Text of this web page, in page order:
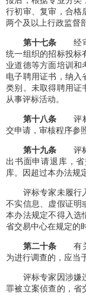
行初审、复审，合格
两个及以上行政监督
第十七条经
统一组织的招标投标
业道德等方面培训和
电子聘用证书，纳入
类别。未取得聘用证
从事评标活动。
第十八条评
交申请，审核程序参
第十九条评
出书面申请退库，
库。因超过本办法规
评标专家未履行入
不实信息、虚假证明
本办法规定不得入选
省交易中心在规定的
第二十条有
为进行调查的，应当
评标专家因涉嫌违
罪被立案侦查的，省